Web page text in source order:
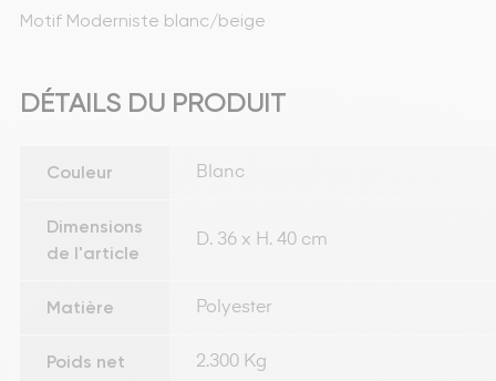
Motif Moderniste blanc/beige
DÉTAILS DU PRODUIT
Couleur Blanc
Dimensions
de l'article
D. 36 x H. 40 cm
Matière Polyester
Poids net 2.300 Kg